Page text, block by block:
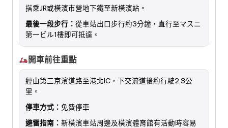
搭乘JR或橫濱市營地下鐵至新橫濱站。
最後一段步行： 從車站出口步行約3分鐘，直行至マスニ
第一ビル1樓即可抵達。
開車前往重點
經由第三京濱道路至港北IC，下交流道後約行駛2.3公
里。
停車方式： 免費停車
避雷指南： 新橫濱車站周邊及橫濱體育館有活動時容易